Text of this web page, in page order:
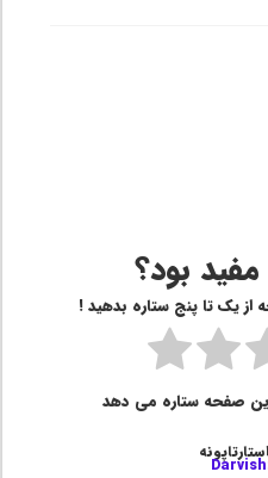
بود؟
از یک تا پنج ستاره بدهید !
صفحه ستاره می دهد